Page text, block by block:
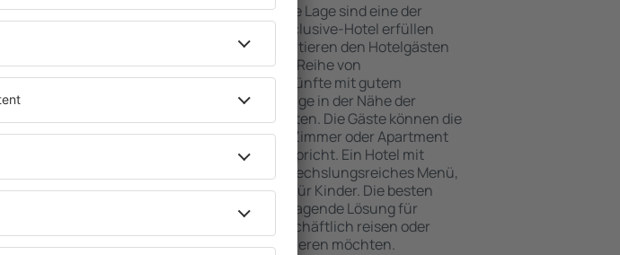
Umfassender Service und eine attraktive Lage sind eine der
wichtigsten Bedingungen, die ein All-Inclusive-Hotel erfüllen
muss. Die besten Hotels in Echten garantieren den Hotelgästen
einen hervorragenden Service und eine Reihe von
Annehmlichkeiten. Hochwertige Unterkünfte mit gutem
Standard bieten eine ausgezeichnete Lage in der Nähe der
wichtigsten Sehenswürdigkeiten in Echten. Die Gäste können die
kostenlosen Parkplätze nutzen und ein Zimmer oder Apartment
auswählen, das ihren Erwartungen entspricht. Ein Hotel mit
hohem Standard umfasst ebenfalls abwechslungsreiches Menü,
SPA oder Fitnesszone und Attraktionen für Kinder. Die besten
Unterkünfte in Echten sind eine hervorragende Lösung für
Paare, Familien sowie Personen, die geschäftlich reisen oder
Schulungen für ihre Mitarbeiter organisieren möchten.